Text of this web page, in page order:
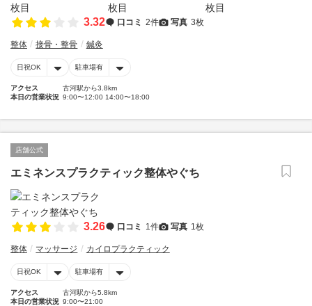
3.32 口コミ 2件 写真 3枚
整体 接骨・整骨 鍼灸
日祝OK 駐車場有
アクセス
古河駅から3.8km
本日の営業状況 9:00〜12:00 14:00〜18:00
店舗公式
エミネンスプラクティック整体やぐち
3.26 口コミ 1件 写真 1枚
整体 マッサージ カイロプラクティック
日祝OK 駐車場有
アクセス
古河駅から5.8km
本日の営業状況 9:00〜21:00